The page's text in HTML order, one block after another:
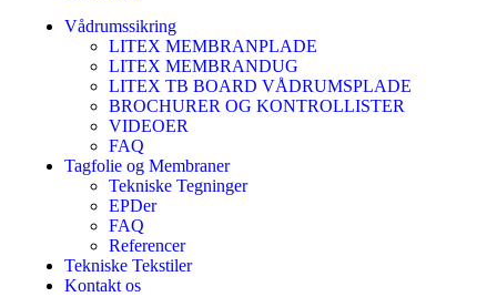
Vådrumssikring
LITEX MEMBRANPLADE
LITEX MEMBRANDUG
LITEX TB BOARD VÅDRUMSPLADE
BROCHURER OG KONTROLLISTER
VIDEOER
FAQ
Tagfolie og Membraner
Tekniske Tegninger
EPDer
FAQ
Referencer
Tekniske Tekstiler
Kontakt os